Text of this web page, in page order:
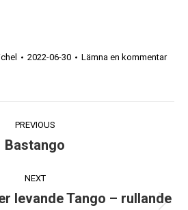
2022-06-30 Lämna en kommentar
PREVIOUS
Previous
Bastango
NEXT
levande Tango – rullande